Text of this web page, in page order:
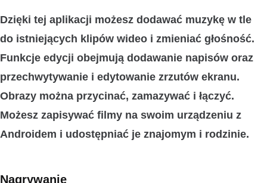
Dzięki tej aplikacji możesz dodawać muzykę w tle
do istniejących klipów wideo i zmieniać głośność.
Funkcje edycji obejmują dodawanie napisów oraz
przechwytywanie i edytowanie zrzutów ekranu.
Obrazy można przycinać, zamazywać i łączyć.
Możesz zapisywać filmy na swoim urządzeniu z
Androidem i udostępniać je znajomym i rodzinie.
Nagrywanie